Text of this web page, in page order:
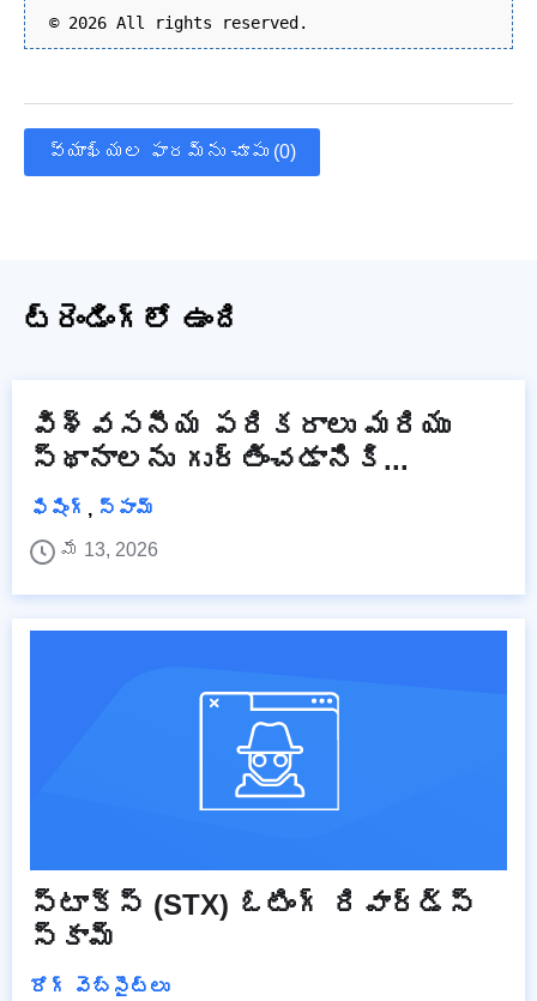
© 2026 All rights reserved.
వ్యాఖ్యల ఫారమ్‌ను చూపు (0)
ట్రెండింగ్‌లో ఉంది
విశ్వసనీయ పరికరాలు మరియు
స్థానాలను గుర్తించడానికి...
ఫిషింగ్ , స్పామ్
మే 13, 2026
స్టాక్స్ (STX) ఓటింగ్ రివార్డ్స్
స్కామ్
రోగ్ వెబ్‌సైట్‌లు